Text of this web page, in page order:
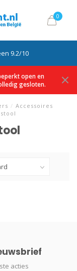
0
9.2/10
open en
gesloten.
/ Accessoires
acties